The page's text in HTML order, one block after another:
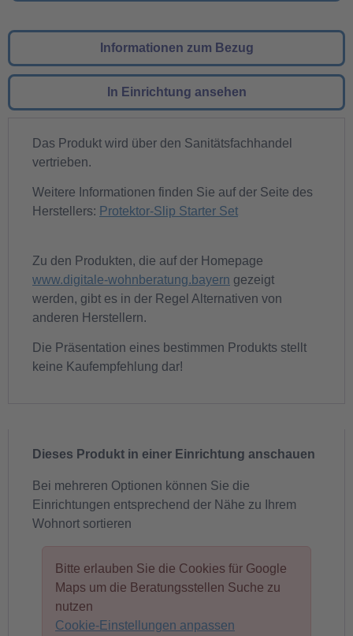
Informationen zum Bezug
In Einrichtung ansehen
Das Produkt wird über den Sanitätsfachhandel
vertrieben.
Weitere Informationen finden Sie auf der Seite des
Herstellers: Protektor-Slip Starter Set
Zu den Produkten, die auf der Homepage
www.digitale-wohnberatung.bayern gezeigt
werden, gibt es in der Regel Alternativen von
anderen Herstellern.
Die Präsentation eines bestimmen Produkts stellt
keine Kaufempfehlung dar!
Dieses Produkt in einer Einrichtung anschauen
Bei mehreren Optionen können Sie die
Einrichtungen entsprechend der Nähe zu Ihrem
Wohnort sortieren
Bitte erlauben Sie die Cookies für Google
Maps um die Beratungsstellen Suche zu
nutzen
Cookie-Einstellungen anpassen